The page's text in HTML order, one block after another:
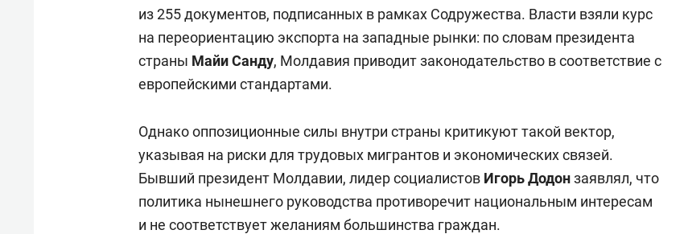
из 255 документов, подписанных в рамках Содружества. Власти взяли курс
на переориентацию экспорта на западные рынки: по словам президента
страны Майи Санду, Молдавия приводит законодательство в соответствие с
европейскими стандартами.
Однако оппозиционные силы внутри страны критикуют такой вектор,
указывая на риски для трудовых мигрантов и экономических связей.
Бывший президент Молдавии, лидер социалистов Игорь Додонзаявлял, что
политика нынешнего руководства противоречит национальным интересам
и не соответствует желаниям большинства граждан.